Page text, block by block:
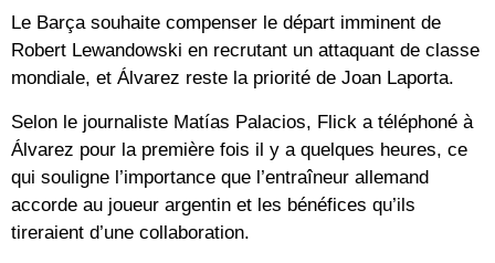
Le Barça souhaite compenser le départ imminent de
Robert Lewandowski en recrutant un attaquant de classe
mondiale, et Álvarez reste la priorité de Joan Laporta.
Selon le journaliste Matías Palacios, Flick a téléphoné à
Álvarez pour la première fois il y a quelques heures, ce
qui souligne l’importance que l’entraîneur allemand
accorde au joueur argentin et les bénéfices qu’ils
tireraient d’une collaboration.